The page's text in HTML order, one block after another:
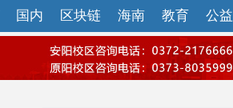
国内 区块链 海南 教育 公益